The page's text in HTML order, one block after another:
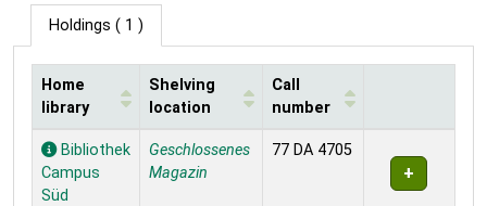
Holdings ( 1 )
Holdings
Home
library
Shelving
location
Call
number
Bibliothek
Campus
Süd
Geschlossenes
Magazin
77 DA 4705